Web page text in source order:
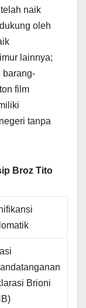
naik
oleh
lainnya;
barang-
film
tanpa
Broz Tito
Brioni